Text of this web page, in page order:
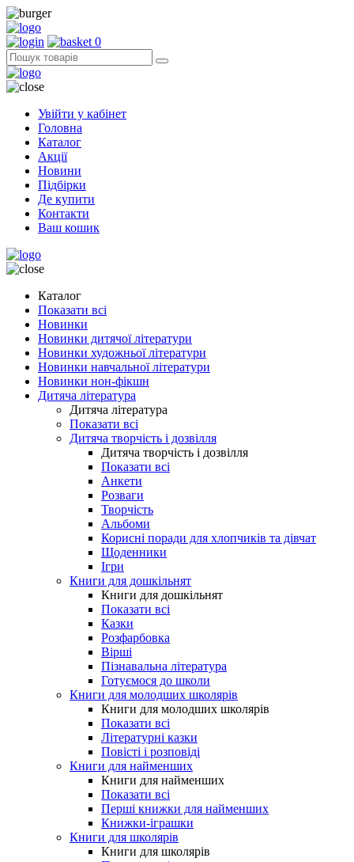
0
Увійти у кабінет
Головна
Каталог
Акції
Новини
Підбірки
Де купити
Контакти
Ваш кошик
Каталог
Показати всі
Новинки
Новинки дитячої літератури
Новинки художньої літератури
Новинки навчальної літератури
Новинки нон-фікшн
Дитяча література
Дитяча література
Показати всі
Дитяча творчість і дозвілля
Дитяча творчість і дозвілля
Показати всі
Анкети
Розваги
Творчість
Альбоми
Корисні поради для хлопчиків та дівчат
Щоденники
Ігри
Книги для дошкільнят
Книги для дошкільнят
Показати всі
Казки
Розфарбовка
Вірші
Пізнавальна література
Готуємося до школи
Книги для молодших школярів
Книги для молодших школярів
Показати всі
Літературні казки
Повісті і розповіді
Книги для найменших
Книги для найменших
Показати всі
Перші книжки для найменших
Книжки-іграшки
Книги для школярів
Книги для школярів